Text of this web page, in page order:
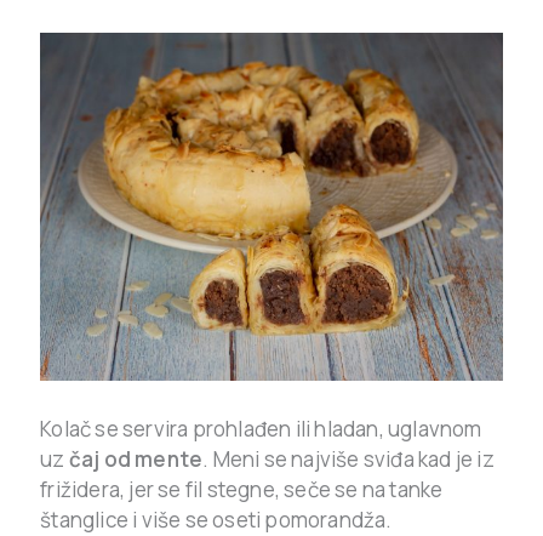
Kolač se servira prohlađen ili hladan, uglavnom
uz čaj od mente. Meni se najviše sviđa kad je iz
frižidera, jer se fil stegne, seče se na tanke
štanglice i više se oseti pomorandža.